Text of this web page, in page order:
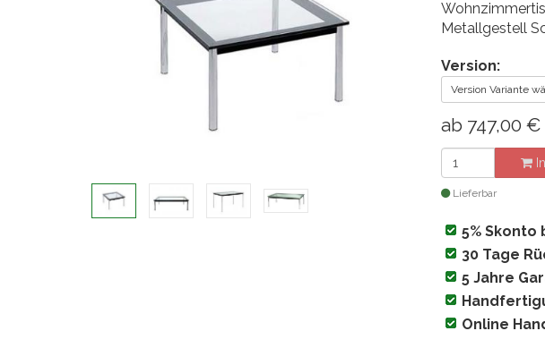
Metallgestell
Version:
Version Variante
ab 747,00 €
Lieferbar
5% Skonto
30 Tage
5 Jahre
Online